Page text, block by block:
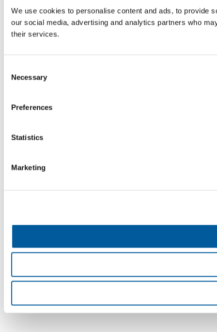
We use cookies to personalise content and ads, to provide
our social media, advertising and analytics partners who
their services.
Selection
Necessary
Preferences
Statistics
Marketing